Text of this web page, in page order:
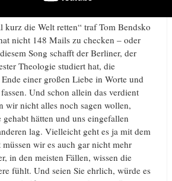
kurz die Welt retten“ traf Tom Bendsko
nicht 148 Mails zu checken – oder
Song schafft der Berliner, der
Theologie studiert hat, die
einer großen Liebe in Worte und
Und schon allein das verdient
wir nicht alles noch sagen wollen,
hätten und uns eingefallen
lag. Vielleicht geht es ja mit dem
wir es auch gar nicht mehr
in den meisten Fällen, wissen die
fühlt. Und seien Sie ehrlich, würde es